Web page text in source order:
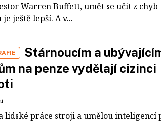
Warren Buffett, umět se učit z chyb
ještě lepší. A v...
Stárnoucím a
na penze vydělají cizinci
lidské práce stroji a umělou inteligencí